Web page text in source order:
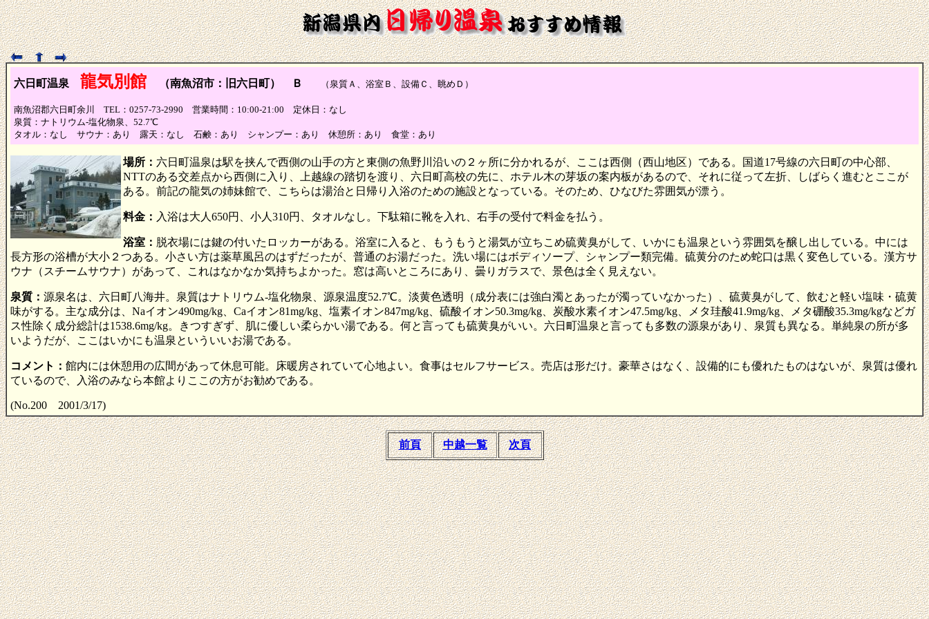
六日町温泉 龍気別館 （南魚沼市：旧六日町） Ｂ （泉質Ａ、浴室Ｂ、設備Ｃ、眺めＤ）
南魚沼郡六日町余川 TEL：0257-73-2990 営業時間：10:00-21:00 定休日：なし
泉質：ナトリウム-塩化物泉、52.7℃
タオル：なし サウナ：あり 露天：なし 石鹸：あり シャンプー：あり 休憩所：あり 食堂：あり
場所： 六日町温泉は駅を挟んで西側の山手の方と東側の魚野川沿いの２ヶ所に分かれるが、ここは西側（西山地区）である。国道17号線の六日町の中心部、
NTTのある交差点から西側に入り、上越線の踏切を渡り、六日町高校の先に、ホテル木の芽坂の案内板があるので、それに従って左折、しばらく進むとここが
ある。前記の龍気の姉妹館で、こちらは湯治と日帰り入浴のための施設となっている。そのため、ひなびた雰囲気が漂う。
料金： 入浴は大人650円、小人310円、タオルなし。下駄箱に靴を入れ、右手の受付で料金を払う。
浴室： 脱衣場には鍵の付いたロッカーがある。浴室に入ると、もうもうと湯気が立ちこめ硫黄臭がして、いかにも温泉という雰囲気を醸し出している。中には
長方形の浴槽が大小２つある。小さい方は薬草風呂のはずだったが、普通のお湯だった。洗い場にはボディソープ、シャンプー類完備。硫黄分のため蛇口は黒く変色している。漢方サ
ウナ（スチームサウナ）があって、これはなかなか気持ちよかった。窓は高いところにあり、曇りガラスで、景色は全く見えない。
泉質： 源泉名は、六日町八海井。泉質はナトリウム-塩化物泉、源泉温度52.7℃。淡黄色透明（成分表には強白濁とあったが濁っていなかった）、硫黄臭がして、飲むと軽い塩味・硫黄
味がする。主な成分は、Naイオン490mg/kg、Caイオン81mg/kg、塩素イオン847mg/kg、硫酸イオン50.3mg/kg、炭酸水素イオン47.5mg/kg、メタ珪酸41.9mg/kg、メタ硼酸35.3mg/kgなどガ
ス性除く成分総計は1538.6mg/kg。きつすぎず、肌に優しい柔らかい湯である。何と言っても硫黄臭がいい。六日町温泉と言っても多数の源泉があり、泉質も異なる。単純泉の所が多
いようだが、ここはいかにも温泉といういいお湯である。
コメント： 館内には休憩用の広間があって休息可能。床暖房されていて心地よい。食事はセルフサービス。売店は形だけ。豪華さはなく、設備的にも優れたものはないが、泉質は優れ
ているので、入浴のみなら本館よりここの方がお勧めである。
(No.200 2001/3/17)
前頁 中越一覧 次頁